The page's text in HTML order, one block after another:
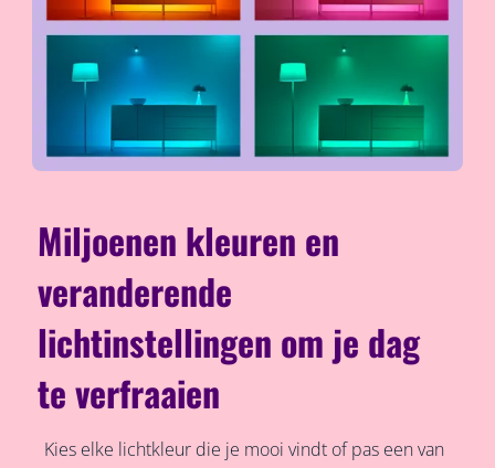
Miljoenen kleuren en
veranderende
lichtinstellingen om je dag
te verfraaien
Kies elke lichtkleur die je mooi vindt of pas een van